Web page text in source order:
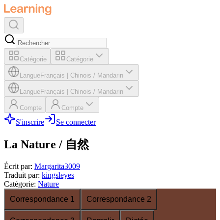
Catégorie Catégorie
LangueFrançais Chinois / Mandarin
LangueFrançais Chinois / Mandarin
Compte Compte
S'inscrire Se connecter
La Nature / 自然
Écrit par: Margarita3009
Traduit par: kingsleyes
Catégorie: Nature
Correspondance 1
Correspondance 2